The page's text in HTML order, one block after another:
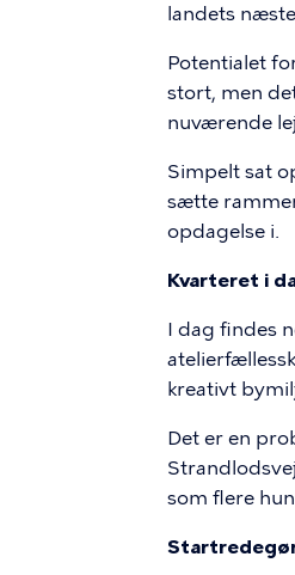
landets
Potentialet
stort, men
nuværende
Simpelt sat
sætte
opdagelse i.
Kvarteret i
I dag findes
kreativt
Det er en
som flere